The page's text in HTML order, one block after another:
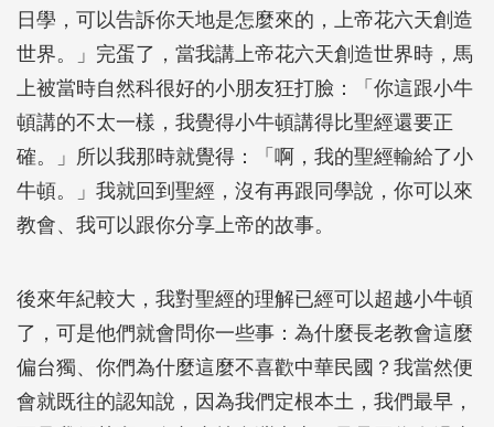
日學，可以告訴你天地是怎麼來的，上帝花六天創造
世界。」完蛋了，當我講上帝花六天創造世界時，馬
上被當時自然科很好的小朋友狂打臉：「你這跟小牛
頓講的不太一樣，我覺得小牛頓講得比聖經還要正
確。」所以我那時就覺得：「啊，我的聖經輸給了小
牛頓。」我就回到聖經，沒有再跟同學說，你可以來
教會、我可以跟你分享上帝的故事。
後來年紀較大，我對聖經的理解已經可以超越小牛頓
了，可是他們就會問你一些事：為什麼長老教會這麼
偏台獨、你們為什麼這麼不喜歡中華民國？我當然便
會就既往的認知說，因為我們定根本土，我們最早，